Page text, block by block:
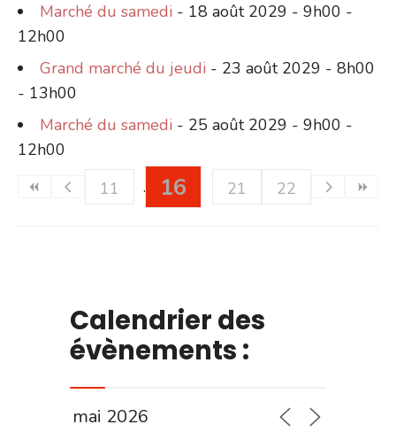
Marché du samedi - 18 août 2029 - 9h00 -
12h00
Grand marché du jeudi - 23 août 2029 - 8h00
- 13h00
Marché du samedi - 25 août 2029 - 9h00 -
12h00
11
16 21 22
Calendrier des
évènements :